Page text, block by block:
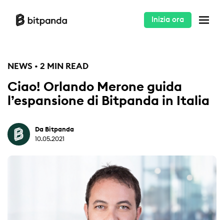
Inizia ora
NEWS • 2 MIN READ
Ciao! Orlando Merone guida
l’espansione di Bitpanda in Italia
Da Bitpanda
10.05.2021